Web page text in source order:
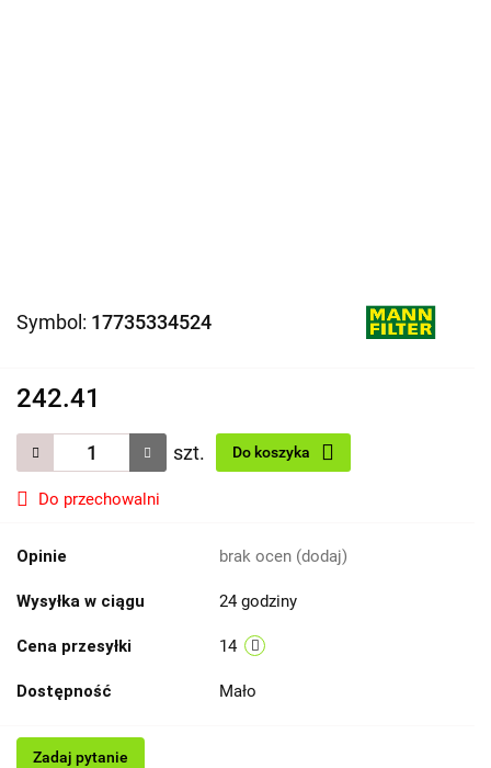
Symbol: 17735334524
242.41
szt. Do koszyka
Do przechowalni
Opinie brak ocen (dodaj)
Wysyłka w ciągu 24 godziny
Cena przesyłki 14
Dostępność Mało
Zadaj pytanie